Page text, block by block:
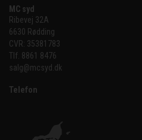
MC syd
Ribevej 32A
6630 Rødding
CVR: 35381783
Tlf. 8861 8476
salg@mcsyd.dk
Telefon